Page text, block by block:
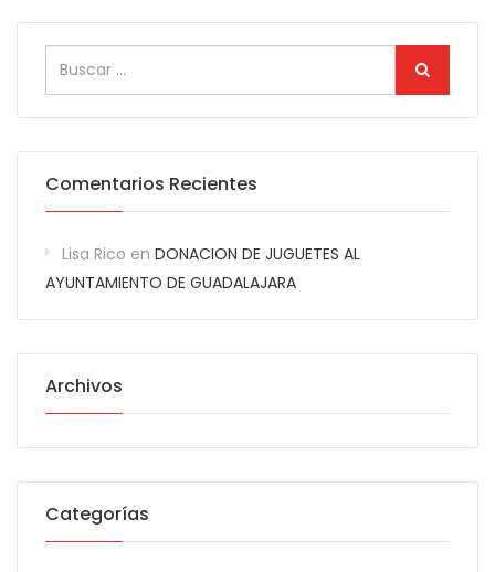
Comentarios Recientes
Lisa Rico en DONACION DE JUGUETES AL
AYUNTAMIENTO DE GUADALAJARA
Archivos
Categorías